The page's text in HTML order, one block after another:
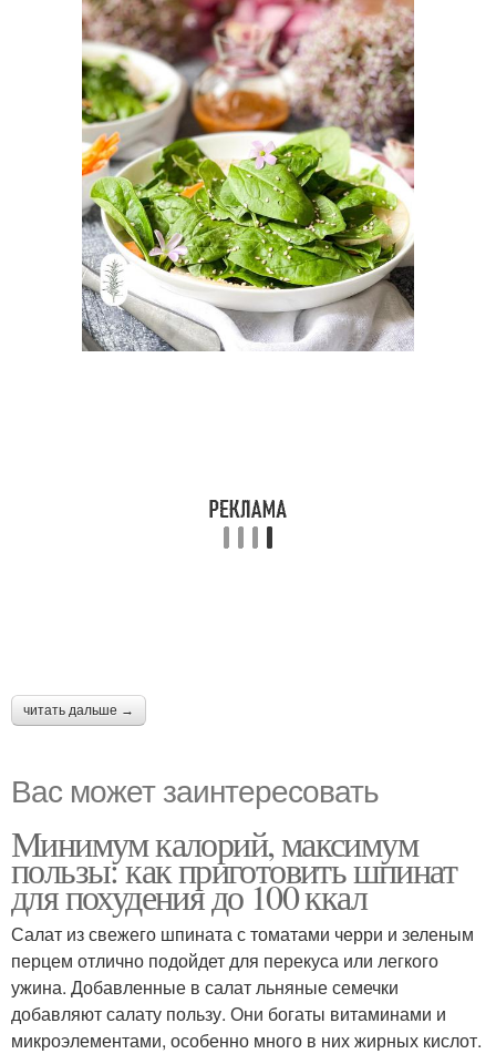
читать дальше →
Вас может заинтересовать
Минимум калорий, максимум
пользы: как приготовить шпинат
для похудения до 100 ккал
Салат из свежего шпината с томатами черри и зеленым
перцем отлично подойдет для перекуса или легкого
ужина. Добавленные в салат льняные семечки
добавляют салату пользу. Они богаты витаминами и
микроэлементами, особенно много в них жирных кислот.